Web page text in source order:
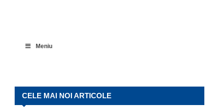
Meniu
CELE MAI NOI ARTICOLE